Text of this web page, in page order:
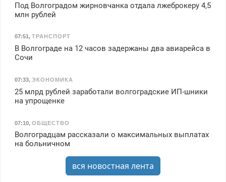
Под Волгоградом жирновчанка отдала лжеброкеру 4,5
млн рублей
07:51, ТРАНСПОРТ
В Волгограде на 12 часов задержаны два авиарейса в
Сочи
07:33, ЭКОНОМИКА
25 млрд рублей заработали волгоградские ИП-шники
на упрощенке
07:10, ОБЩЕСТВО
Волгоградцам рассказали о максимальных выплатах
на больничном
вся новостная лента